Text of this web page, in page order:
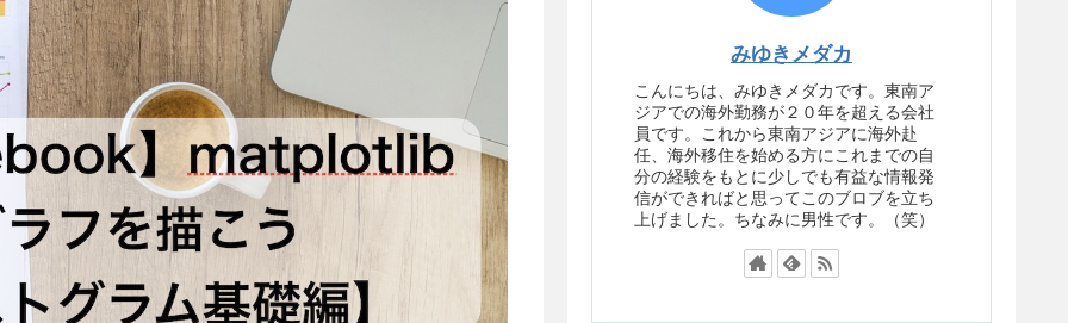
みゆきメダカ
こんにちは、みゆきメダカです。東南ア
ジアでの海外勤務が２０年を超える会社
員です。これから東南アジアに海外赴
任、海外移住を始める方にこれまでの自
分の経験をもとに少しでも有益な情報発
信ができればと思ってこのブロブを立ち
上げました。ちなみに男性です。（笑）